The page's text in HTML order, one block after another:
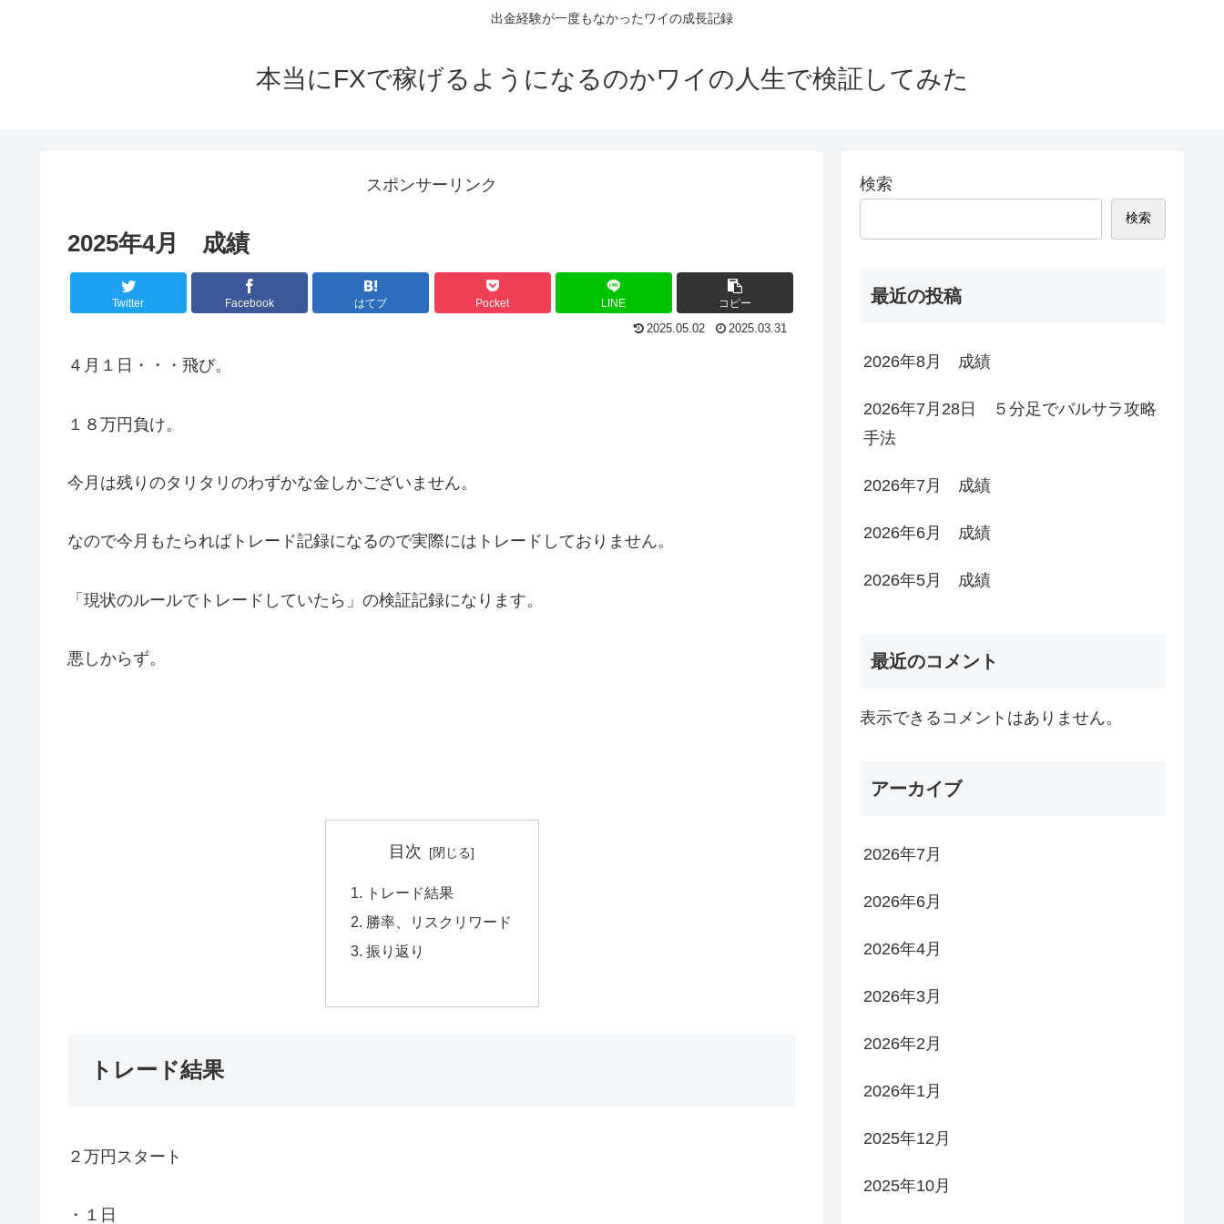
出金経験が一度もなかったワイの成長記録
本当にFXで稼げるようになるのかワイの人生で検証してみた
スポンサーリンク
2025年4月 成績
Twitter Facebook はてブ Pocket LINE コピー
2025.05.02 2025.03.31
４月１日・・・飛び。
１８万円負け。
今月は残りのタリタリのわずかな金しかございません。
なので今月もたらればトレード記録になるので実際にはトレードしておりません。
「現状のルールでトレードしていたら」の検証記録になります。
悪しからず。
目次
トレード結果
勝率、リスクリワード
振り返り
トレード結果
２万円スタート
・１日
検索
検索
最近の投稿
2026年8月 成績
2026年7月28日 ５分足でバルサラ攻略
手法
2026年7月 成績
2026年6月 成績
2026年5月 成績
最近のコメント
表示できるコメントはありません。
アーカイブ
2026年7月
2026年6月
2026年4月
2026年3月
2026年2月
2026年1月
2025年12月
2025年10月